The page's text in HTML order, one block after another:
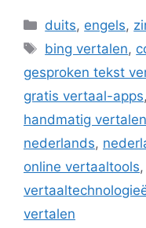
Categorieën
duits, engels,
Tags
bing vertalen,
gesproken tekst
gratis vertaal-apps,
handmatig vertalen
nederlands,
online vertaaltools,
vertalen